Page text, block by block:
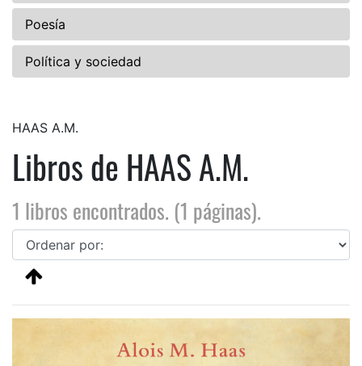
Poesía
Política y sociedad
HAAS A.M.
Libros de HAAS A.M.
1 libros encontrados. (1 páginas).